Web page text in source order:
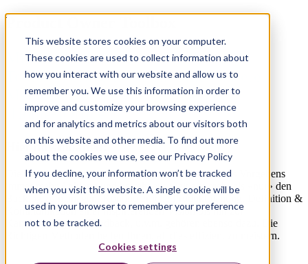
This website stores cookies on your computer.
These cookies are used to collect information about
how you interact with our website and allow us to
remember you. We use this information in order to
improve and customize your browsing experience
and for analytics and metrics about our visitors both
on this website and other media. To find out more
about the cookies we use, see our Privacy Policy
If you decline, your information won’t be tracked
when you visit this website. A single cookie will be
used in your browser to remember your preference
not to be tracked.
Cookies settings
Product Owner Toolbox
Mit der Product Owner Toolbox (PO
Toolbox) bringen wir ein Stück unserer
Methodenkompetenz zu Ihnen ins
(Home-)Office.
Hier downloaden:
Die Rolle des Product Owners findet unabhängig des Vorgehens
immer mehr Anklangund besteht aus weit aus mehr als «nur» den
Backlog zu managen. Kontinuierliche Produktplanung, Definition &
Kommunikation einer inspirierenden Vision bis hin zur
Kanalisierung von Feedback, u.v.m. gehören ebenso dazu. Die
Richtigen Methoden helfen Ihnen, all dies effizient zu meistern.